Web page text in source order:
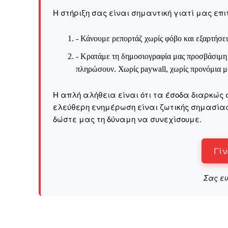
βρίσκουμε κάποια
πολύ πιο σημαντικό:
Η στήριξη σας είναι
- Κάνουμε
αποσιωπήσουμε.
- Κρατάμε τη
ικανότητα να
Η απλή αλήθεια είναι
ενημέρωση είναι
Η στήριξη σας είναι σημαντική γιατί μας
- Κάνουμε ρεπορτάζ χωρίς φόβο και
- Κρατάμε τη δημοσιογραφία μας
πληρώσουν. Χωρίς paywall, χωρίς προνόμια
Η απλή αλήθεια είναι ότι τα έσοδα
ελεύθερη ενημέρωση είναι ζωτικής
δώστε μας τη δύναμη να συνεχίσουμε.
Σας